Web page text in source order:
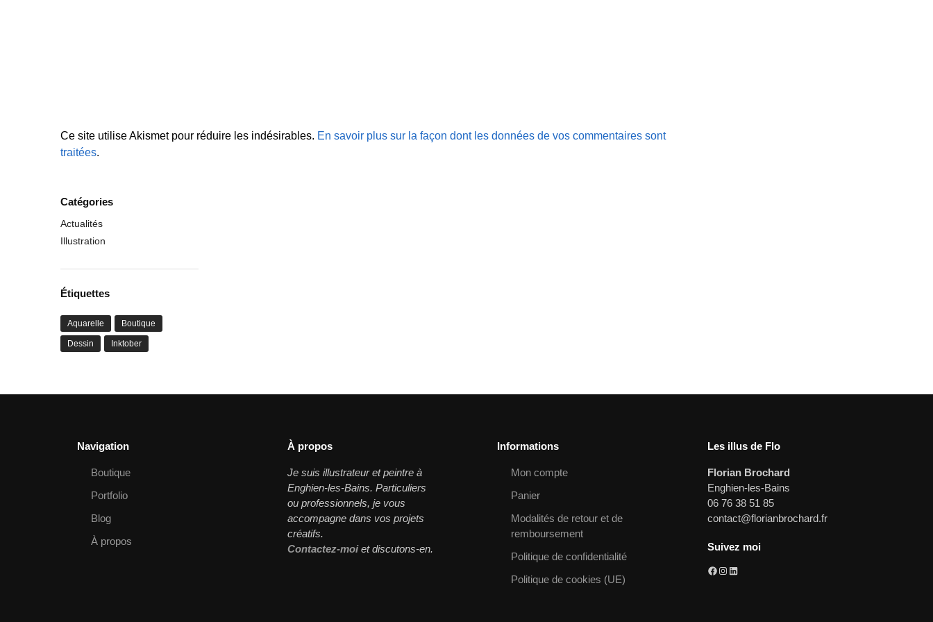
Ce site utilise Akismet pour réduire les indésirables. En savoir plus sur la façon dont les données de vos commentaires sont
traitées.
Catégories
Actualités
Illustration
Étiquettes
Aquarelle Boutique
Dessin Inktober
Navigation
Boutique
Portfolio
Blog
À propos
À propos
Je suis illustrateur et peintre à
Enghien-les-Bains. Particuliers
ou professionnels, je vous
accompagne dans vos projets
créatifs.
Contactez-moi et discutons-en.
Informations
Mon compte
Panier
Modalités de retour et de
remboursement
Politique de confidentialité
Politique de cookies (UE)
Les illus de Flo
Florian Brochard
Enghien-les-Bains
06 76 38 51 85
contact@florianbrochard.fr
Suivez moi